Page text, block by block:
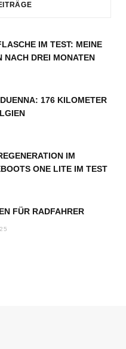
IM TEST: MEINE
NACH DREI MONATEN
176 KILOMETER
IM
ONE LITE IM TEST
FÜR RADFAHRER